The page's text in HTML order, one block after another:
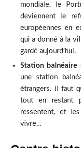
mondiale, le
deviennent le
européennes en
qui a donné à la
gardé aujourd’hui.
Station balnéaire
une station
étrangers. il faut
tout en restant
ressentent, et
vivre…